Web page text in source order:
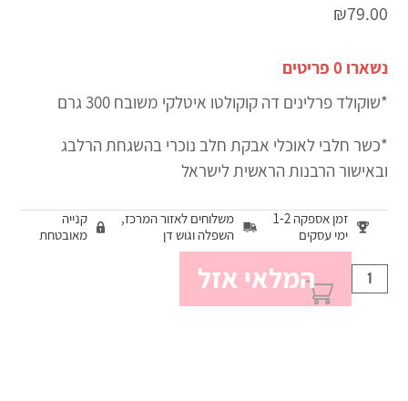
₪79.00
נשארו 0 פריטים
*שוקולד פרלינים דה קוקולטו איטלקי משובח 300 גרם
*כשר חלבי לאוכלי אבקת חלב נוכרי בהשגחת הרלבג
ובאישור הרבנות הראשית לישראל
זמן אספקה 1-2
ימי עסקים
משלוחים לאזור המרכז,
השפלה וגוש דן
קנייה
מאובטחת
כמות המלאי אזל